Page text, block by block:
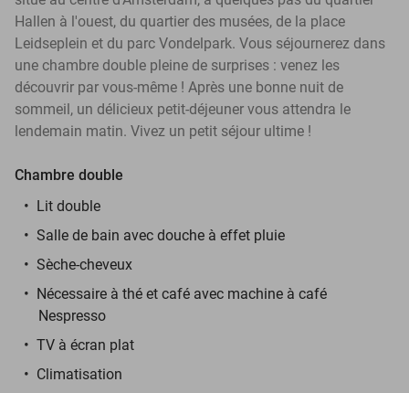
Hallen à l'ouest, du quartier des musées, de la place
Leidseplein et du parc Vondelpark. Vous séjournerez dans
une chambre double pleine de surprises : venez les
découvrir par vous-même ! Après une bonne nuit de
sommeil, un délicieux petit-déjeuner vous attendra le
lendemain matin. Vivez un petit séjour ultime !
Chambre double
Lit double
Salle de bain avec douche à effet pluie
Sèche-cheveux
Nécessaire à thé et café avec machine à café
Nespresso
TV à écran plat
Climatisation